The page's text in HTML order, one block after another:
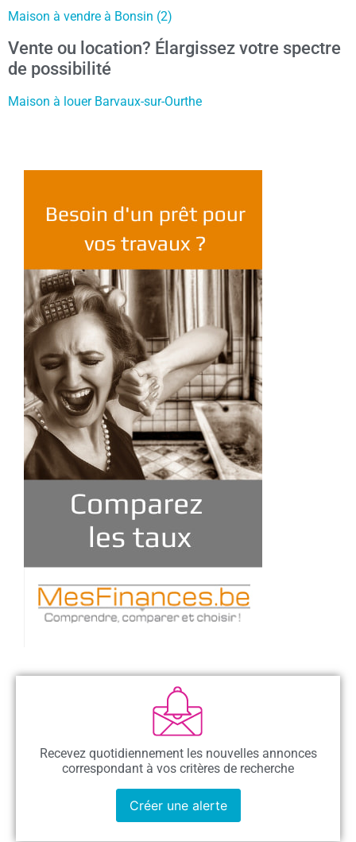
Maison à vendre à Bonsin (2)
Vente ou location? Élargissez votre spectre
de possibilité
Maison à louer Barvaux-sur-Ourthe
Recevez quotidiennement les nouvelles annonces
correspondant à vos critères de recherche
Créer une alerte